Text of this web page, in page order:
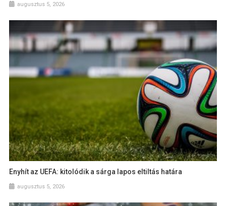
augusztus 5, 2026
Enyhít az UEFA: kitolódik a sárga lapos eltiltás határa
augusztus 5, 2026